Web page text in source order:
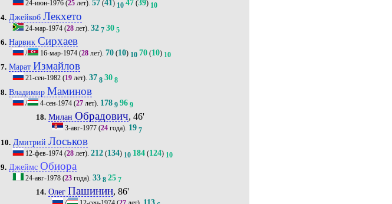
24-июн-1976 (25 лет).57 (41) 10 47 (39) 10
4. ДжейкобЛекхето
24-мар-1974 (28 лет).32 7 30 5
6. НарвикСирхаев
/ 16-мар-1974 (28 лет).70 (10) 10 70 (10) 10
7. МаратИзмайлов
21-сен-1982 (19 лет).37 8 30 8
8. Владимир Маминов
/ 4-сен-1974 (27 лет). 178 9 96 9
18. МиланОбрадович, 46'
3-авг-1977(24года). 19 7
10. ДмитрийЛоськов
12-фев-1974 (28 лет).212 (134) 10 184 (124) 10
9. ДжеймсОбиора
24-авг-1978 (23 года).33 8 25 7
14. ОлегПашинин, 86'